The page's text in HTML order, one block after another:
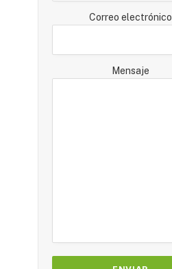
Correo electrónico
Mensaje